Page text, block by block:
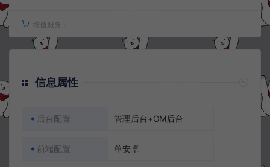
增值服务：
信息属性
后台配置 管理后台+GM后台
前端配置 单安卓